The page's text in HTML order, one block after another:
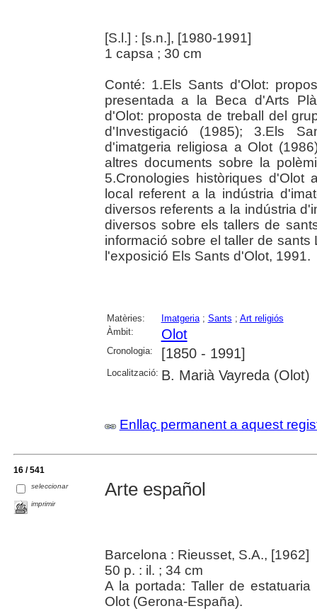
[S.l.] : [s.n.], [1980-1991]
1 capsa ; 30 cm
Conté: 1.Els Sants d'Olot:
presentada a la Beca d'Arts
d'Olot: proposta de treball del
d'Investigació (1985); 3.Els
d'imatgeria religiosa a Olot
altres documents sobre la
5.Cronologies històriques
local referent a la indústria
diversos referents a la indústria
diversos sobre els tallers de
informació sobre el taller de
l'exposició Els Sants d'Olot, 1991.
Matèries: Imatgeria; Sants ; Art religiós
Àmbit:
Olot
Cronologia: [1850 - 1991]
Localització: B. Marià Vayreda (Olot)
Enllaç permanent a aquest
16 / 541
seleccionar
imprimir
Arte español
Barcelona : Rieusset, S.A., [1962]
50 p. : il. ; 34 cm
A la portada: Taller de
Olot (Gerona-España).